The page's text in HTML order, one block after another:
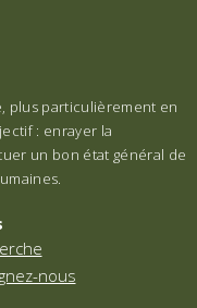
plus particulièrement en
: enrayer la
un bon état général de
nous